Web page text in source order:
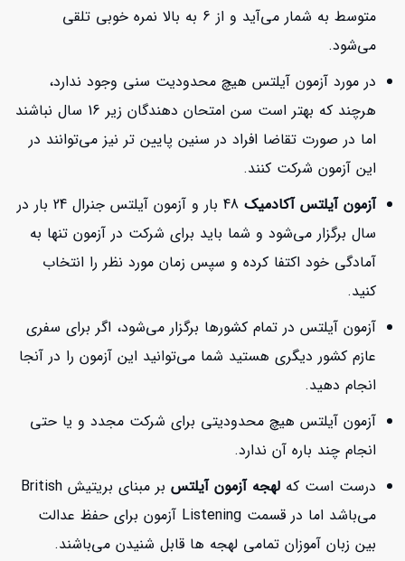
متوسط به شمار می‌آید و از 6 به بالا نمره خوبی تلقی
می‌شود.
در مورد آزمون آیلتس هیچ محدودیت سنی وجود ندارد،
هرچند که بهتر است سن امتحان دهندگان زیر 16 سال نباشند
اما در صورت تقاضا افراد در سنین پایین تر نیز می‌توانند در
این آزمون شرکت کنند.
آزمون آیلتس آکادمیک
48 بار و آزمون آیلتس جنرال 24 بار در
سال برگزار می‌شود و شما باید برای شرکت در آزمون تنها به
آمادگی خود اکتفا کرده و سپس زمان مورد نظر را انتخاب
کنید.
آزمون آیلتس در تمام کشورها برگزار می‌شود، اگر برای سفری
عازم کشور دیگری هستید شما می‌توانید این آزمون را در آنجا
انجام دهید.
آزمون آیلتس هیچ محدودیتی برای شرکت مجدد و یا حتی
انجام چند باره آن ندارد.
درست است که لهجه آزمون آیلتس
بر مبنای بریتیش British
می‌باشد اما در قسمت Listening آزمون برای حفظ عدالت
بین زبان آموزان تمامی لهجه ها قابل شنیدن می‌باشند.